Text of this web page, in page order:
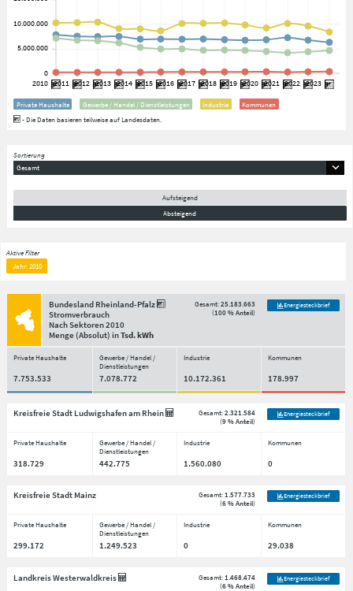
Private Haushalte Gewerbe / Handel / Dienstleistungen Industrie
Kommunen
- Die Daten basieren teilweise auf Landesdaten.
Sortierung
Gesamt
Aufsteigend
Absteigend
Aktive Filter
Jahr: 2010
Bundesland Rheinland-Pfalz
Stromverbrauch
Nach Sektoren2010
Menge(Absolut) inTsd. kWh
Gesamt:25.183.663
(100 % Anteil)
Energiesteckbrief
Private Haushalte
Gewerbe / Handel /
Dienstleistungen
Industrie Kommunen
7.753.533 7.078.772 10.172.361 178.997
Kreisfreie Stadt Ludwigshafen am Rhein Gesamt:2.321.584
(9 % Anteil)
Energiesteckbrief
Private Haushalte
Gewerbe / Handel /
Dienstleistungen
Industrie Kommunen
318.729 442.775 1.560.080 0
Kreisfreie Stadt Mainz Gesamt:1.577.733
(6 % Anteil)
Energiesteckbrief
Private Haushalte
Gewerbe / Handel /
Dienstleistungen
Industrie Kommunen
299.172 1.249.523 0 29.038
Landkreis Westerwaldkreis Gesamt: 1.468.474
(6 % Anteil)
Energiesteckbrief